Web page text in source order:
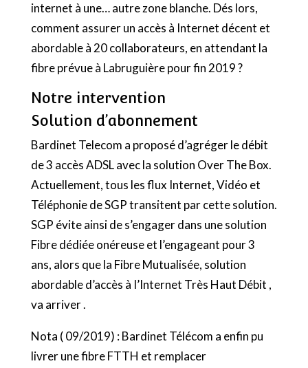
internet à une… autre zone blanche. Dés lors,
comment assurer un accès à Internet décent et
abordable à 20 collaborateurs, en attendant la
fibre prévue à Labruguière pour fin 2019 ?
Notre intervention
Solution d’abonnement
Bardinet Telecom a proposé d’agréger le débit
de 3 accès ADSL avec la solution Over The Box.
Actuellement, tous les flux Internet, Vidéo et
Téléphonie de SGP transitent par cette solution.
SGP évite ainsi de s’engager dans une solution
Fibre dédiée onéreuse et l’engageant pour 3
ans, alors que la Fibre Mutualisée, solution
abordable d’accès à I’Internet Très Haut Débit ,
va arriver .
Nota ( 09/2019) : Bardinet Télécom a enfin pu
livrer une fibre FTTH et remplacer